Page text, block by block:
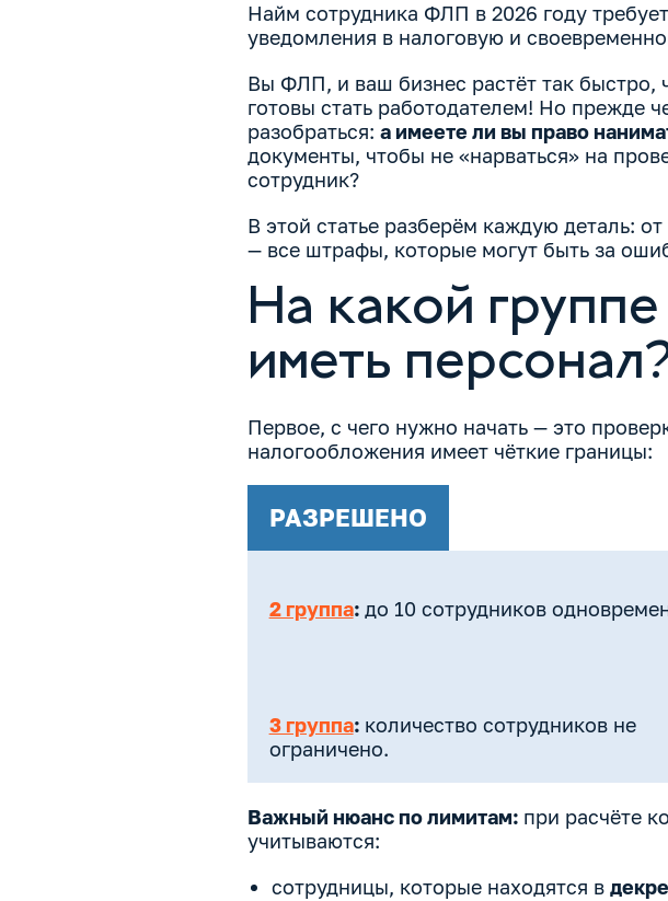
Найм сотрудника ФЛП в 2026 году
уведомления в налоговую и
Вы ФЛП, и ваш бизнес растёт так быстро,
готовы стать работодателем! Но прежде
разобраться: а имеете ли вы право
документы, чтобы не «нарваться» на
сотрудник?
В этой статье разберём каждую деталь:
— все штрафы, которые могут быть за
На какой
иметь
Первое, с чего нужно начать — это
налогообложения имеет чёткие границы:
РАЗРЕШЕНО
2 группа: до 10 сотрудников
3 группа: количество сотрудников не
ограничено.
Важный нюанс по лимитам: при расчёте
учитываются:
сотрудницы, которые находятся в